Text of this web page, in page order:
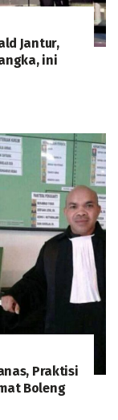
Jantur,
ini
Praktisi
Boleng